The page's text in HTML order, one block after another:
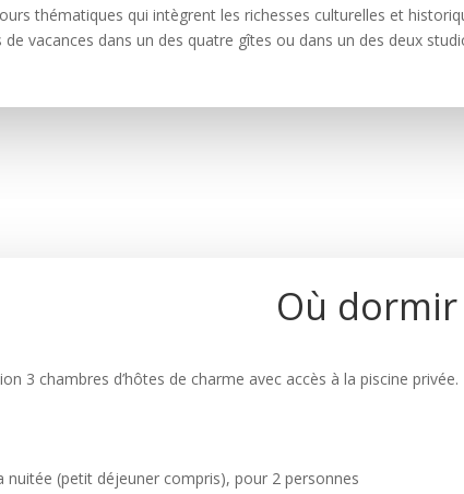
thématiques qui intègrent les richesses culturelles et
vacances dans un des quatre gîtes ou dans un des deux
Où dormir
3 chambres d’hôtes de charme avec accès à la piscine privée.
nuitée (petit déjeuner compris), pour 2 personnes